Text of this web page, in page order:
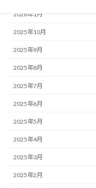
2026年1月
2025年10月
2025年9月
2025年8月
2025年7月
2025年6月
2025年5月
2025年4月
2025年3月
2025年2月